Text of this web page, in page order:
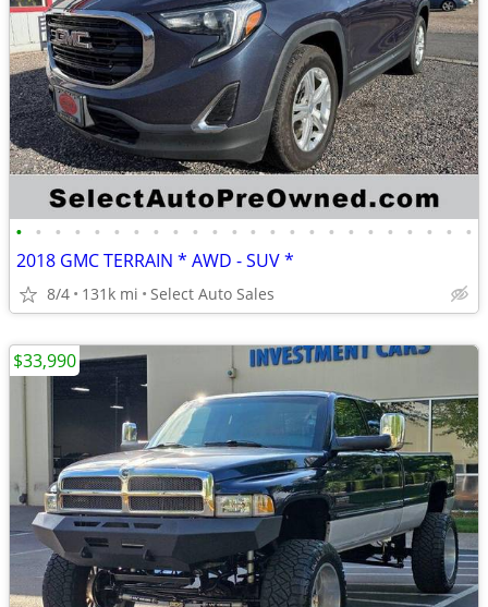
• • • • • • • • • • • • • • • • • • • • • • • •
2018 GMC TERRAIN * AWD - SUV *
8/4 131k mi Select Auto Sales
$33,990